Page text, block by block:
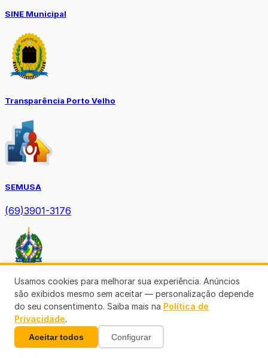
SINE Municipal
Transparência Porto Velho
SEMUSA
(69)3901-3176
Diário Oficial TCE-RO
Usamos cookies para melhorar sua experiência. Anúncios
são exibidos mesmo sem aceitar — personalização depende
do seu consentimento. Saiba mais na Política de
Privacidade.
Aceitar todos Configurar